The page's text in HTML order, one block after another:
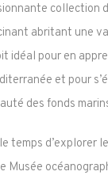
collection
abritant une
idéal pour en
et pour
des fonds
temps d’explorer
Musée